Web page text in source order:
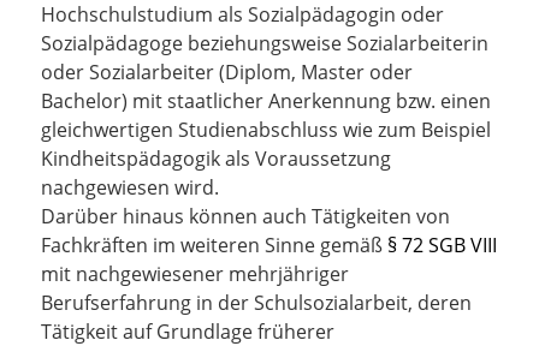
Hochschulstudium als Sozialpädagogin oder
Sozialpädagoge beziehungsweise Sozialarbeiterin
oder Sozialarbeiter (Diplom, Master oder
Bachelor) mit staatlicher Anerkennung bzw. einen
gleichwertigen Studienabschluss wie zum Beispiel
Kindheitspädagogik als Voraussetzung
nachgewiesen wird.
Darüber hinaus können auch Tätigkeiten von
Fachkräften im weiteren Sinne gemäß § 72 SGB VIII
mit nachgewiesener mehrjähriger
Berufserfahrung in der Schulsozialarbeit, deren
Tätigkeit auf Grundlage früherer